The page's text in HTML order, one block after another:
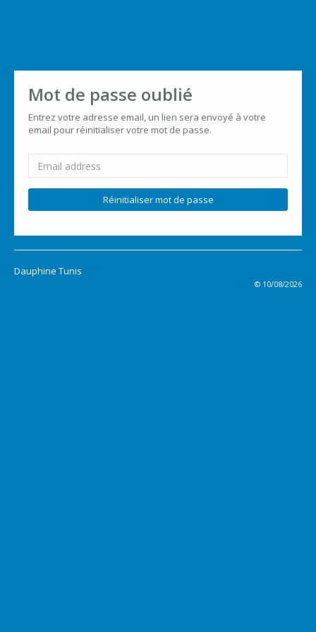
Mot de passe oublié
Entrez votre adresse email, un lien sera envoyé à votre
email pour réinitialiser votre mot de passe.
Réinitialiser mot de passe
Dauphine Tunis
© 10/08/2026